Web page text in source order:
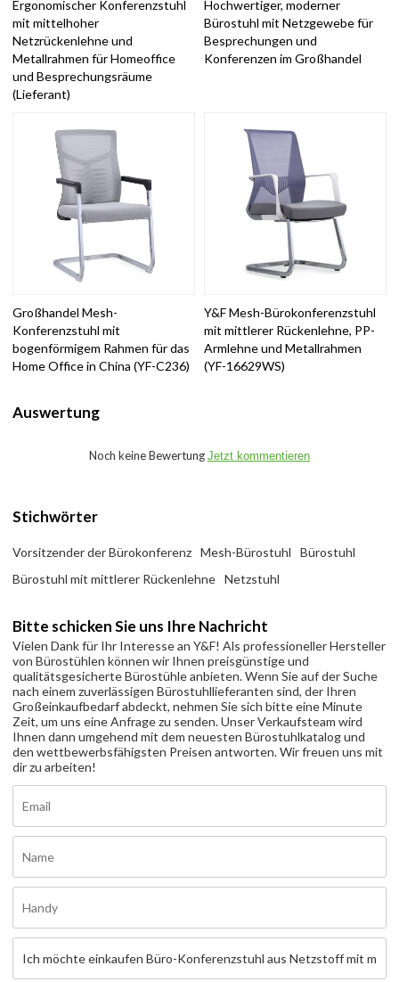
Ergonomischer Konferenzstuhl
mit mittelhoher
Netzrückenlehne und
Metallrahmen für Homeoffice
und Besprechungsräume
(Lieferant)
Hochwertiger, moderner
Bürostuhl mit Netzgewebe für
Besprechungen und
Konferenzen im Großhandel
Großhandel Mesh-
Konferenzstuhl mit
bogenförmigem Rahmen für das
Home Office in China (YF-C236)
Y&F Mesh-Bürokonferenzstuhl
mit mittlerer Rückenlehne, PP-
Armlehne und Metallrahmen
(YF-16629WS)
Auswertung
Noch keine Bewertung Jetzt kommentieren
Stichwörter
Vorsitzender der Bürokonferenz Mesh-Bürostuhl
Bürostuhl
Bürostuhl mit mittlerer Rückenlehne
Netzstuhl
Bitte schicken Sie uns Ihre Nachricht
Vielen Dank für Ihr Interesse an Y&F! Als professioneller Hersteller
von Bürostühlen können wir Ihnen preisgünstige und
qualitätsgesicherte Bürostühle anbieten. Wenn Sie auf der Suche
nach einem zuverlässigen Bürostuhllieferanten sind, der Ihren
Großeinkaufbedarf abdeckt, nehmen Sie sich bitte eine Minute
Zeit, um uns eine Anfrage zu senden. Unser Verkaufsteam wird
Ihnen dann umgehend mit dem neuesten Bürostuhlkatalog und
den wettbewerbsfähigsten Preisen antworten. Wir freuen uns mit
dir zu arbeiten!